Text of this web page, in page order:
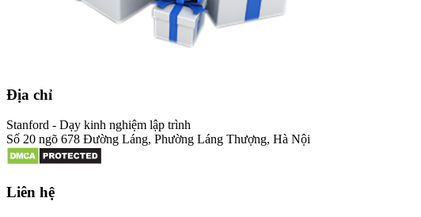
Địa chỉ
Stanford - Dạy kinh nghiệm lập trình
Số 20 ngõ 678 Đường Láng, Phường Láng Thượng, Hà Nội
Liên hệ